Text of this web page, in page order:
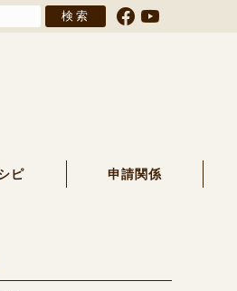
ピ 申請関係